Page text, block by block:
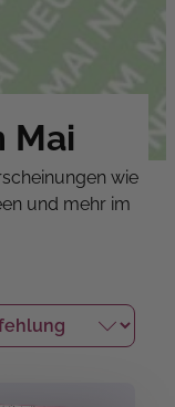
Mai
wie
und mehr im